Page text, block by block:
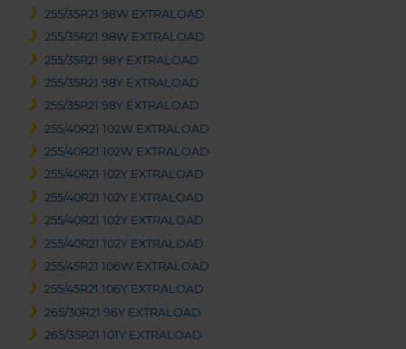
255/35R21 98W EXTRALOAD
255/35R21 98W EXTRALOAD
255/35R21 98Y EXTRALOAD
255/35R21 98Y EXTRALOAD
255/35R21 98Y EXTRALOAD
255/40R21 102W EXTRALOAD
255/40R21 102W EXTRALOAD
255/40R21 102Y EXTRALOAD
255/40R21 102Y EXTRALOAD
255/40R21 102Y EXTRALOAD
255/40R21 102Y EXTRALOAD
255/45R21 106W EXTRALOAD
255/45R21 106Y EXTRALOAD
265/30R21 96Y EXTRALOAD
265/35R21 101Y EXTRALOAD